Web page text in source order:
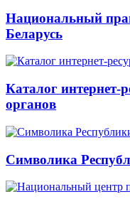
Национальный
Беларусь
Каталог интернет-
органов
Символика